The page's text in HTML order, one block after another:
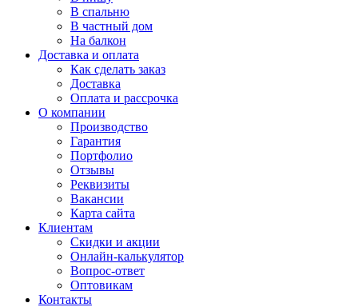
В спальню
В частный дом
На балкон
Доставка и оплата
Как сделать заказ
Доставка
Оплата и рассрочка
О компании
Производство
Гарантия
Портфолио
Отзывы
Реквизиты
Вакансии
Карта сайта
Клиентам
Скидки и акции
Онлайн-калькулятор
Вопрос-ответ
Оптовикам
Контакты